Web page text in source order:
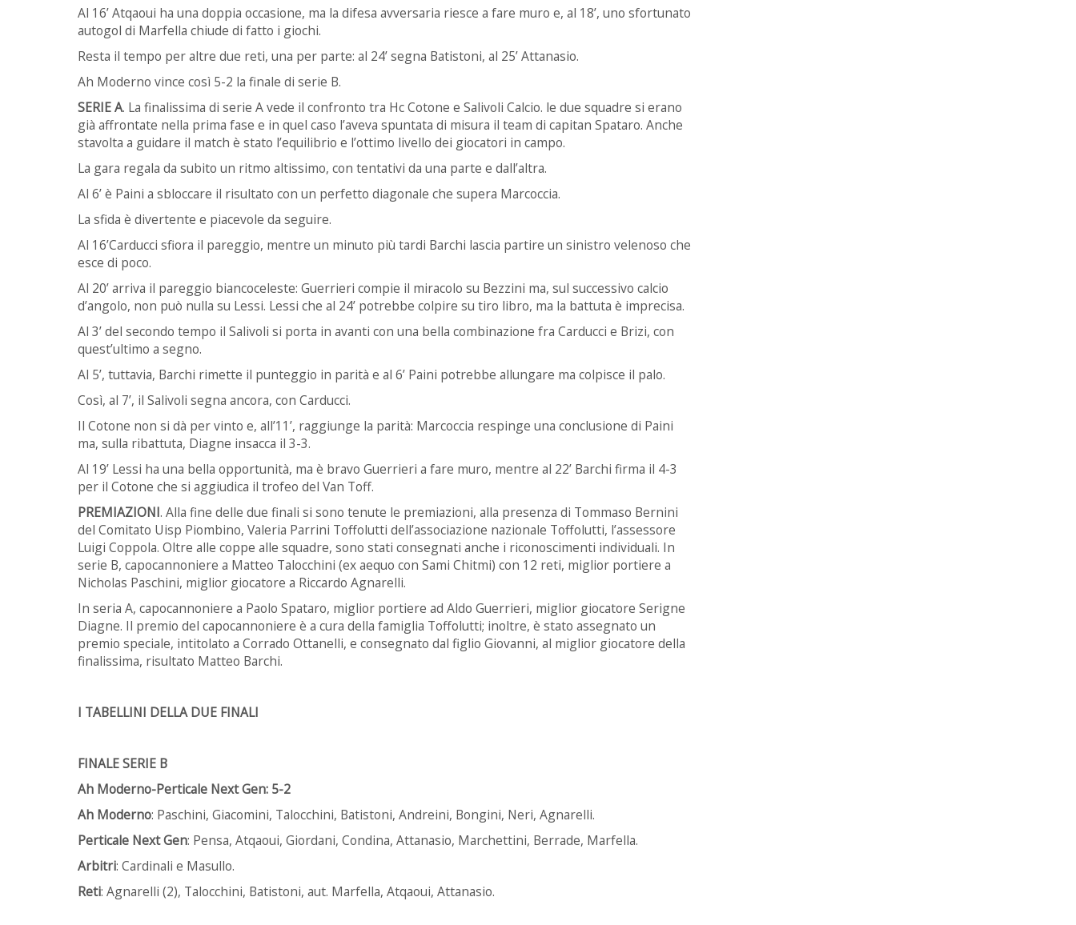
Al 16’ Atqaoui ha una doppia occasione, ma la difesa avversaria riesce a fare muro e, al 18’, uno sfortunato
autogol di Marfella chiude di fatto i giochi.
Resta il tempo per altre due reti, una per parte: al 24’ segna Batistoni, al 25’ Attanasio.
Ah Moderno vince così 5-2 la finale di serie B.
SERIE A. La finalissima di serie A vede il confronto tra Hc Cotone e Salivoli Calcio. le due squadre si erano
già affrontate nella prima fase e in quel caso l’aveva spuntata di misura il team di capitan Spataro. Anche
stavolta a guidare il match è stato l’equilibrio e l’ottimo livello dei giocatori in campo.
La gara regala da subito un ritmo altissimo, con tentativi da una parte e dall’altra.
Al 6’ è Paini a sbloccare il risultato con un perfetto diagonale che supera Marcoccia.
La sfida è divertente e piacevole da seguire.
Al 16’Carducci sfiora il pareggio, mentre un minuto più tardi Barchi lascia partire un sinistro velenoso che
esce di poco.
Al 20’ arriva il pareggio biancoceleste: Guerrieri compie il miracolo su Bezzini ma, sul successivo calcio
d’angolo, non può nulla su Lessi. Lessi che al 24’ potrebbe colpire su tiro libro, ma la battuta è imprecisa.
Al 3’ del secondo tempo il Salivoli si porta in avanti con una bella combinazione fra Carducci e Brizi, con
quest’ultimo a segno.
Al 5’, tuttavia, Barchi rimette il punteggio in parità e al 6’ Paini potrebbe allungare ma colpisce il palo.
Così, al 7’, il Salivoli segna ancora, con Carducci.
Il Cotone non si dà per vinto e, all’11’, raggiunge la parità: Marcoccia respinge una conclusione di Paini
ma, sulla ribattuta, Diagne insacca il 3-3.
Al 19’ Lessi ha una bella opportunità, ma è bravo Guerrieri a fare muro, mentre al 22’ Barchi firma il 4-3
per il Cotone che si aggiudica il trofeo del Van Toff.
PREMIAZIONI. Alla fine delle due finali si sono tenute le premiazioni, alla presenza di Tommaso Bernini
del Comitato Uisp Piombino, Valeria Parrini Toffolutti dell’associazione nazionale Toffolutti, l’assessore
Luigi Coppola. Oltre alle coppe alle squadre, sono stati consegnati anche i riconoscimenti individuali. In
serie B, capocannoniere a Matteo Talocchini (ex aequo con Sami Chitmi) con 12 reti, miglior portiere a
Nicholas Paschini, miglior giocatore a Riccardo Agnarelli.
In seria A, capocannoniere a Paolo Spataro, miglior portiere ad Aldo Guerrieri, miglior giocatore Serigne
Diagne. Il premio del capocannoniere è a cura della famiglia Toffolutti; inoltre, è stato assegnato un
premio speciale, intitolato a Corrado Ottanelli, e consegnato dal figlio Giovanni, al miglior giocatore della
finalissima, risultato Matteo Barchi.
I TABELLINI DELLA DUE FINALI
FINALE SERIE B
Ah Moderno-Perticale Next Gen: 5-2
Ah Moderno: Paschini, Giacomini, Talocchini, Batistoni, Andreini, Bongini, Neri, Agnarelli.
Perticale Next Gen: Pensa, Atqaoui, Giordani, Condina, Attanasio, Marchettini, Berrade, Marfella.
Arbitri: Cardinali e Masullo.
Reti: Agnarelli (2), Talocchini, Batistoni, aut. Marfella, Atqaoui, Attanasio.